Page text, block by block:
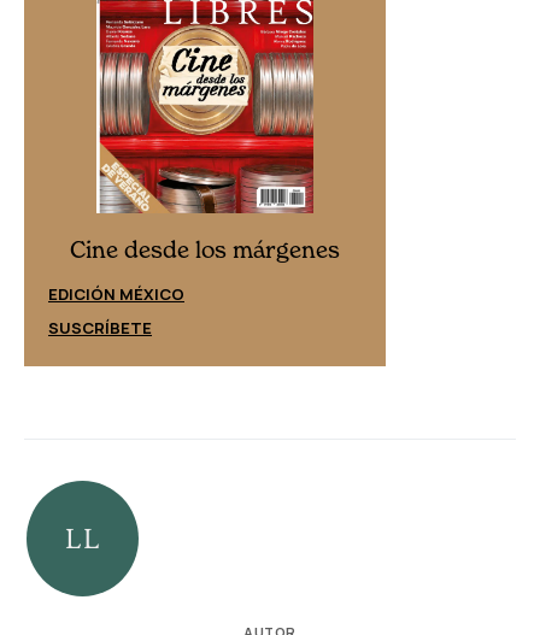
Cine desde los márgenes
EDICIÓN MÉXICO
SUSCRÍBETE